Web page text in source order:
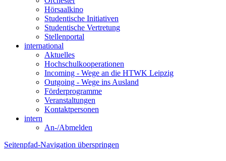
Hörsaalkino
Studentische Initiativen
Studentische Vertretung
Stellenportal
international
Aktuelles
Hochschulkooperationen
Incoming - Wege an die HTWK Leipzig
Outgoing - Wege ins Ausland
Förderprogramme
Veranstaltungen
Kontaktpersonen
intern
An-/Abmelden
Seitenpfad-Navigation überspringen